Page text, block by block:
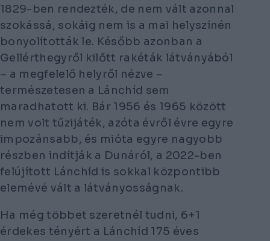
1829-ben rendezték, de nem vált azonnal
szokássá, sokáig nem is a mai helyszínén
bonyolították le. Később azonban a
Gellérthegyről kilőtt rakéták látványából
– a megfelelő helyről nézve –
természetesen a Lánchíd sem
maradhatott ki. Bár 1956 és 1965 között
nem volt tűzijáték, azóta évről évre egyre
impozánsabb, és mióta egyre nagyobb
részben indítják a Dunáról, a 2022-ben
felújított Lánchíd is sokkal központibb
elemévé vált a látványosságnak.
Ha még többet szeretnél tudni, 6+1
érdekes tényért a Lánchíd 175 éves